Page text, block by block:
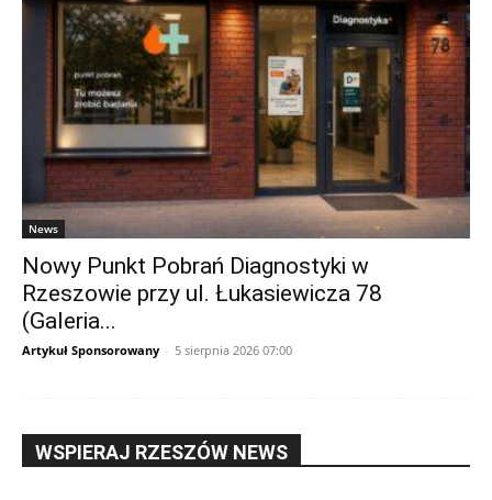
News
Nowy Punkt Pobrań Diagnostyki w
Rzeszowie przy ul. Łukasiewicza 78
(Galeria...
Artykuł Sponsorowany - 5 sierpnia 2026 07:00
WSPIERAJ RZESZÓW NEWS